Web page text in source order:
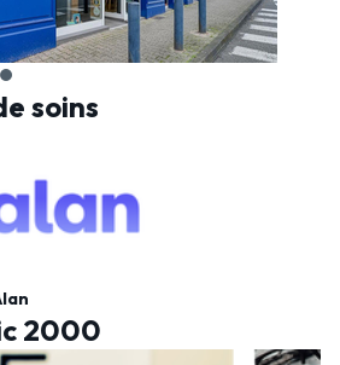
soins
2000